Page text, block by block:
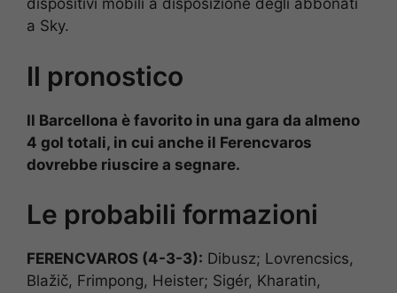
dispositivi mobili a disposizione degli abbonati
a Sky.
Il pronostico
Il Barcellona è favorito in una gara da almeno
4 gol totali, in cui anche il Ferencvaros
dovrebbe riuscire a segnare.
Le probabili formazioni
FERENCVAROS (4-3-3): Dibusz; Lovrencsics,
Blažič, Frimpong, Heister; Sigér, Kharatin,